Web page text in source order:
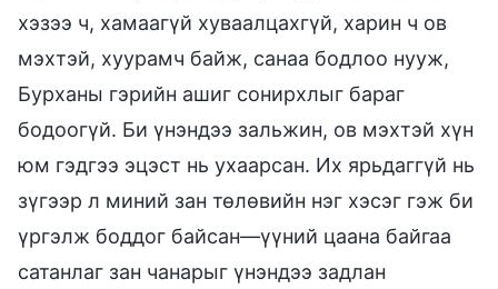
хэзээ ч, хамаагүй хуваалцахгүй, харин ч ов
мэхтэй, хуурамч байж, санаа бодлоо нууж,
Бурханы гэрийн ашиг сонирхлыг бараг
бодоогүй. Би үнэндээ зальжин, ов мэхтэй хүн
юм гэдгээ эцэст нь ухаарсан. Их ярьдаггүй нь
зүгээр л миний зан төлөвийн нэг хэсэг гэж би
үргэлж боддог байсан—үүний цаана байгаа
сатанлаг зан чанарыг үнэндээ задлан